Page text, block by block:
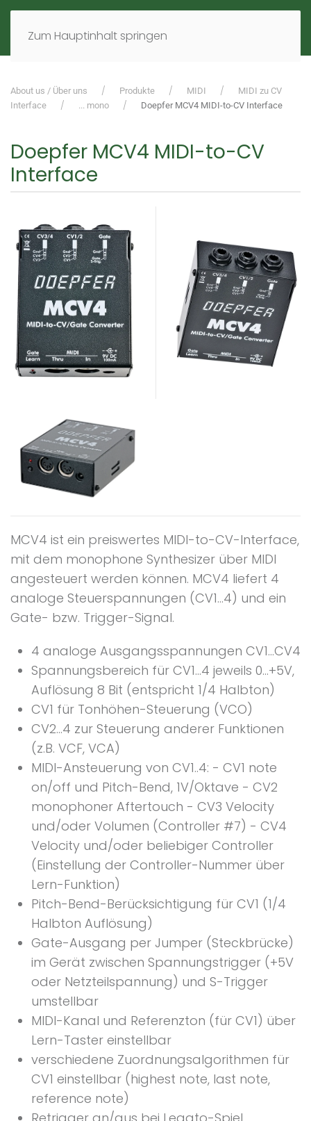
Zum Hauptinhalt springen
EN
About us / Über uns Produkte MIDI
MIDI zu CV
Interface
... mono Doepfer MCV4 MIDI-to-CV Interface
Doepfer MCV4 MIDI-to-CV
Interface
MCV4 ist ein preiswertes MIDI-to-CV-Interface,
mit dem monophone Synthesizer über MIDI
angesteuert werden können. MCV4 liefert 4
analoge Steuerspannungen (CV1...4) und ein
Gate- bzw. Trigger-Signal.
4 analoge Ausgangsspannungen CV1...CV4
Spannungsbereich für CV1...4 jeweils 0...+5V,
Auflösung 8 Bit (entspricht 1/4 Halbton)
CV1 für Tonhöhen-Steuerung (VCO)
CV2...4 zur Steuerung anderer Funktionen
(z.B. VCF, VCA)
MIDI-Ansteuerung von CV1..4: - CV1 note
on/off und Pitch-Bend, 1V/Oktave - CV2
monophoner Aftertouch - CV3 Velocity
und/oder Volumen (Controller #7) - CV4
Velocity und/oder beliebiger Controller
(Einstellung der Controller-Nummer über
Lern-Funktion)
Pitch-Bend-Berücksichtigung für CV1 (1/4
Halbton Auflösung)
Gate-Ausgang per Jumper (Steckbrücke)
im Gerät zwischen Spannungstrigger (+5V
oder Netzteilspannung) und S-Trigger
umstellbar
MIDI-Kanal und Referenzton (für CV1) über
Lern-Taster einstellbar
verschiedene Zuordnungsalgorithmen für
CV1 einstellbar (highest note, last note,
reference note)